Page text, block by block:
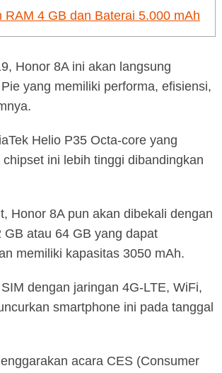
4 GB dan Baterai 5.000 mAh
Honor 8A ini akan langsung
yang memiliki performa, efisiensi,
Helio P35 Octa-core yang
ini lebih tinggi dibandingkan
Honor 8A pun akan dibekali dengan
atau 64 GB yang dapat
memiliki kapasitas 3050 mAh.
dengan jaringan 4G-LTE, WiFi,
smartphone ini pada tanggal
acara CES (Consumer